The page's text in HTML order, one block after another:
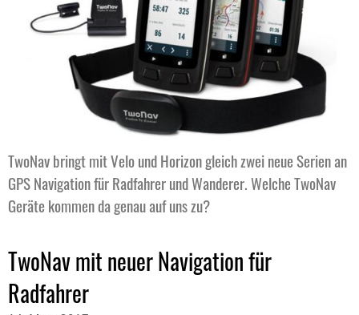
TwoNav bringt mit Velo und Horizon gleich zwei neue Serien an
GPS Navigation für Radfahrer und Wanderer. Welche TwoNav
Geräte kommen da genau auf uns zu?
TwoNav mit neuer Navigation für
Radfahrer